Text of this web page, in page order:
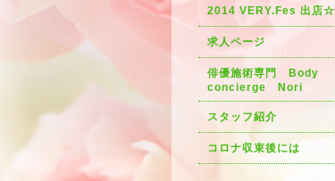
2014 VERY.Fes 出店☆
求人ページ
俳優施術専門 Body
concierge Nori
スタッフ紹介
コロナ収束後には